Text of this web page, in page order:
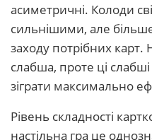
асиметричні. Колоди
сильнішими, але
заходу потрібних карт.
слабша, проте ці
зіграти максимально
Рівень складності
настільна гра це